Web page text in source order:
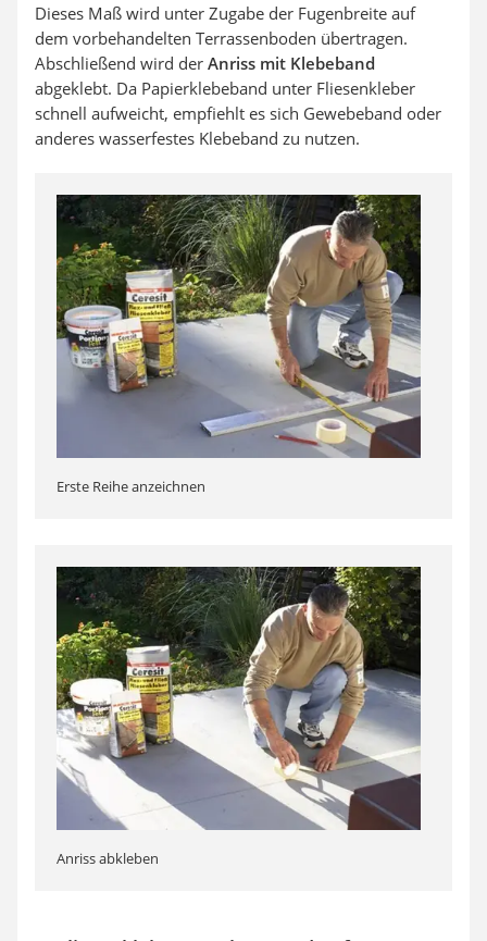
Dieses Maß wird unter Zugabe der Fugenbreite auf
dem vorbehandelten Terrassenboden übertragen.
Abschließend wird der Anriss mit Klebeband
abgeklebt. Da Papierklebeband unter Fliesenkleber
schnell aufweicht, empfiehlt es sich Gewebeband oder
anderes wasserfestes Klebeband zu nutzen.
Erste Reihe anzeichnen
Anriss abkleben